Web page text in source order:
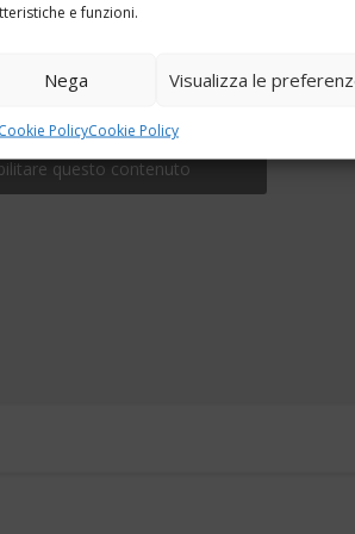
e funzioni.
Nega Visualizza le
Cookie PolicyCookie Policy
accettare i cookie marketing e
questo contenuto